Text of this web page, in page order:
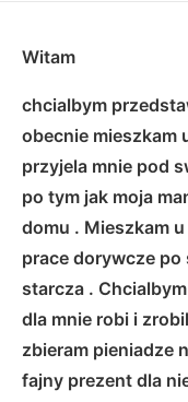
Witam
chcialbym
obecnie mieszkam
przyjela mnie pod
po tym jak moja
domu . Mieszkam
prace dorywcze po
starcza .
dla mnie robi i
zbieram pieniadze
fajny prezent dla